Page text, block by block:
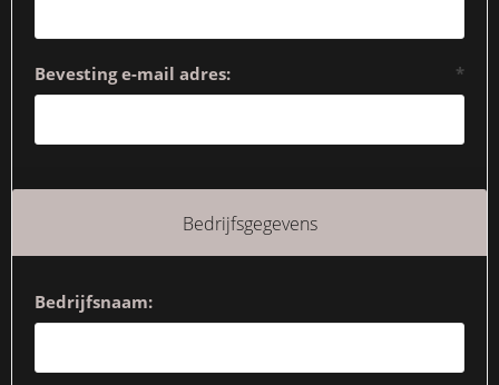
Bevesting e-mail adres: *
Bedrijfsgegevens
Bedrijfsnaam: